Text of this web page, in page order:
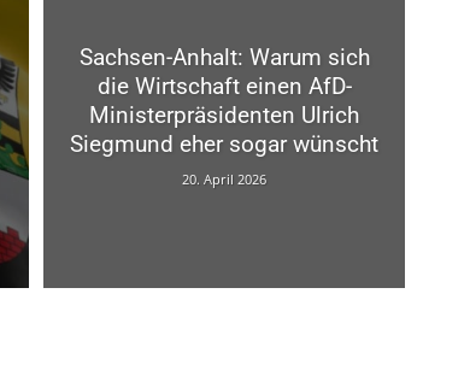
Sachsen-Anhalt: Warum sich
die Wirtschaft einen AfD-
Ministerpräsidenten Ulrich
Siegmund eher sogar wünscht
20. April 2026